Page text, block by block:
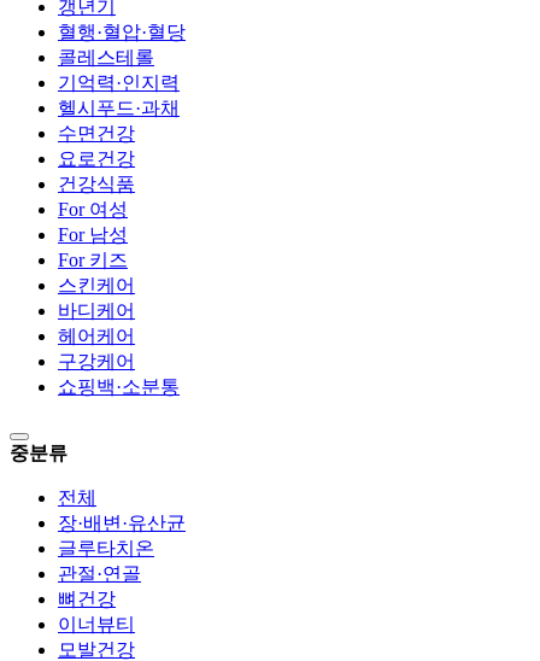
갱년기
혈행·혈압·혈당
콜레스테롤
기억력·인지력
헬시푸드·과채
수면건강
요로건강
건강식품
For 여성
For 남성
For 키즈
스킨케어
바디케어
헤어케어
구강케어
쇼핑백·소분통
중분류
전체
장·배변·유산균
글루타치온
관절·연골
뼈건강
이너뷰티
모발건강